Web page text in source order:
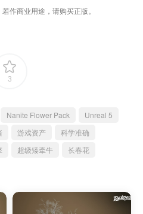
作商业用途，请购买正版。
3
Nanite Flower Pack
Unreal 5
游戏资产
科学准确
超级矮牵牛 长春花